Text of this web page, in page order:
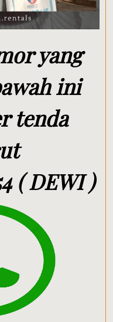
yang
ini
tenda
( DEWI )